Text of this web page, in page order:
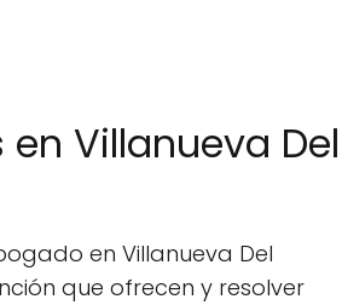
Villanueva Del
en Villanueva Del
que ofrecen y resolver